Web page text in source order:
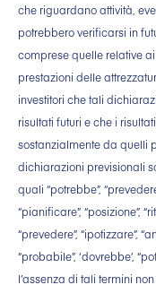
che riguardano attività,
potrebbero verificarsi in
comprese quelle relative
prestazioni delle
investitori che tali
risultati futuri e che i
sostanzialmente da quelli
dichiarazioni previsionali
quali “potrebbe”,
“pianificare”, “posizione”,
“prevedere”, “ipotizzare”,
“probabile”, ‘dovrebbe’,
l’assenza di tali termini